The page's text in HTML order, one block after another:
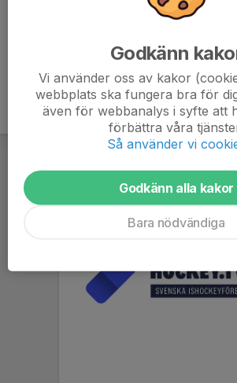
Godkänn
Vi använder oss av kakor
webbplats ska fungera bra för
även för webbanalys i syfte att
förbättra våra
Så använder vi
Godkänn alla kakor
Bara nödvändiga